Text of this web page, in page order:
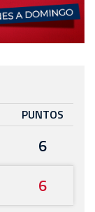
PUNTOS
6
6